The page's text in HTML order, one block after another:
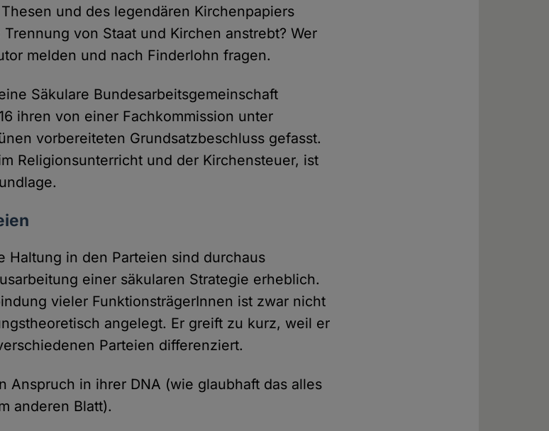
und des legendären Kirchenpapiers
von Staat und Kirchen anstrebt? Wer
melden und nach Finderlohn fragen.
Säkulare Bundesarbeitsgemeinschaft
ihren von einer Fachkommission unter
vorbereiteten Grundsatzbeschluss gefasst.
Religionsunterricht und der Kirchensteuer, ist
Haltung in den Parteien sind durchaus
einer säkularen Strategie erheblich.
vieler FunktionsträgerInnen ist zwar nicht
angelegt. Er greift zu kurz, weil er
Parteien differenziert.
Anspruch in ihrer DNA (wie glaubhaft das alles
anderen Blatt).